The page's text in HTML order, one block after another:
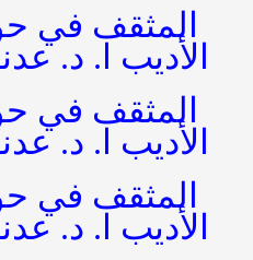
المثقف في
الأديب ا. د.
المثقف في
الأديب ا. د.
المثقف في
الأديب ا. د.